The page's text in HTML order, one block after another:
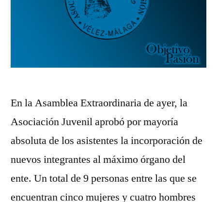
En la Asamblea Extraordinaria de ayer, la
Asociación Juvenil aprobó por mayoría
absoluta de los asistentes la incorporación de
nuevos integrantes al máximo órgano del
ente. Un total de 9 personas entre las que se
encuentran cinco mujeres y cuatro hombres